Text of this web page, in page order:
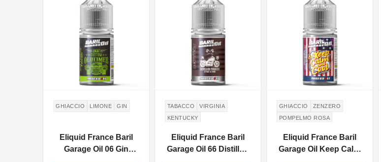
GHIACCIO LIMONE GIN
Eliquid France Baril
Garage Oil 06 Gin
TABACCO
VIRGINIA
KENTUCKY
Eliquid France Baril
Garage Oil 66 Distilled
GHIACCIO
ZENZERO
POMPELMO ROSA
Eliquid France Baril
Garage Oil Keep Calm